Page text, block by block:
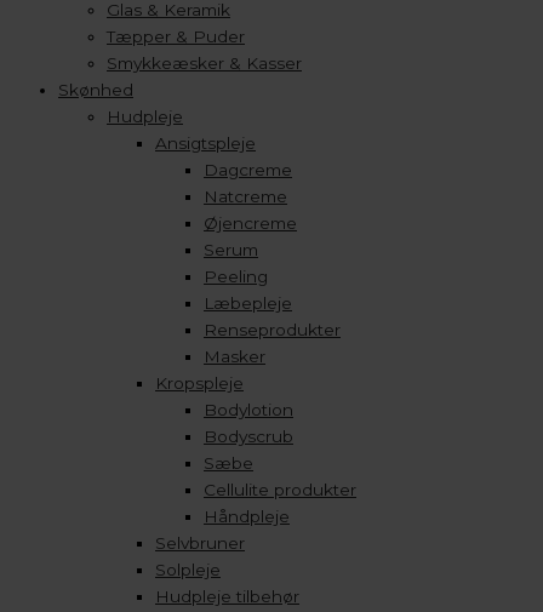
Glas & Keramik
Tæpper & Puder
Smykkeæsker & Kasser
Skønhed
Hudpleje
Ansigtspleje
Dagcreme
Natcreme
Øjencreme
Serum
Peeling
Læbepleje
Renseprodukter
Masker
Kropspleje
Bodylotion
Bodyscrub
Sæbe
Cellulite produkter
Håndpleje
Selvbruner
Solpleje
Hudpleje tilbehør